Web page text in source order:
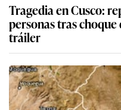
Tragedia en Cusco:
personas tras
tráiler